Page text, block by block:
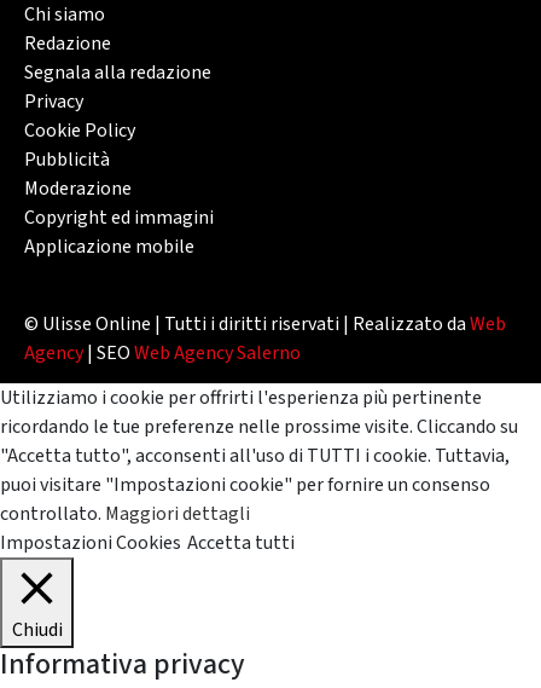
Chi siamo
Redazione
Segnala alla redazione
Privacy
Cookie Policy
Pubblicità
Moderazione
Copyright ed immagini
Applicazione mobile
© Ulisse Online | Tutti i diritti riservati | Realizzato daWeb
Agency| SEOWeb Agency Salerno
Utilizziamo i cookie per offrirti l'esperienza più pertinente
ricordando le tue preferenze nelle prossime visite. Cliccando su
"Accetta tutto", acconsenti all'uso di TUTTI i cookie. Tuttavia,
puoi visitare "Impostazioni cookie" per fornire un consenso
controllato. Maggiori dettagli
Impostazioni Cookies Accetta tutti
Chiudi
Informativa privacy